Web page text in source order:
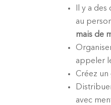
Il y a
au
mais de
appeler
Créez
avec